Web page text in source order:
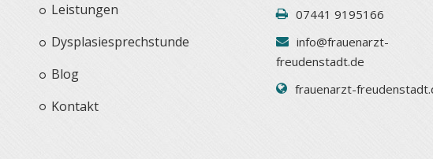
Leistungen
Dysplasiesprechstunde
Blog
Kontakt
07441 9195166
info@frauenarzt-
freudenstadt.de
frauenarzt-